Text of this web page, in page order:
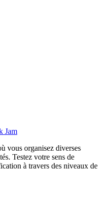
Jam
vous organisez diverses
Testez votre sens de
à travers des niveaux de